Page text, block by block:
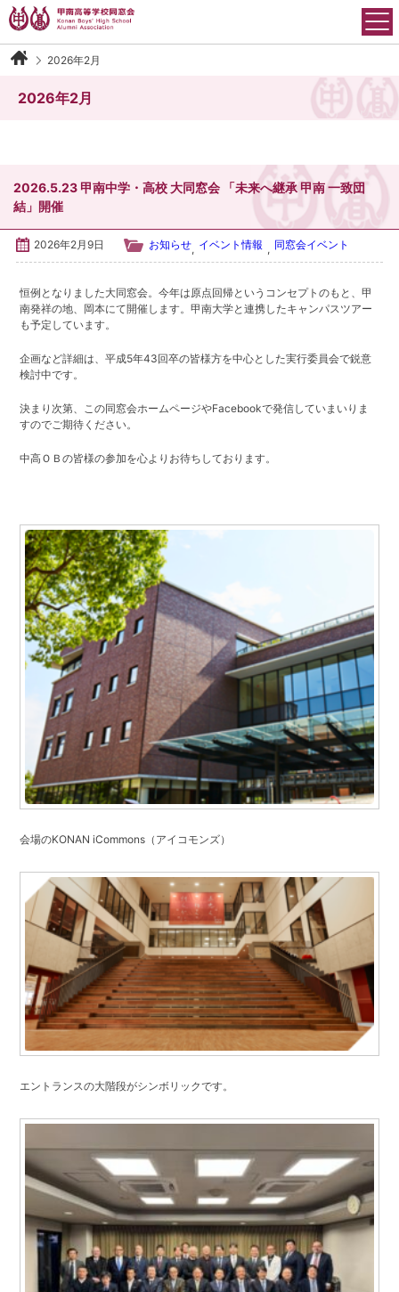
Skip
to
content
会則
アクセス
阪口 正二郎 氏・根津 茂 氏
育友会について
関連リンク
サイトマップ
お問い合わせ
甲南高等学校・中学校
学校法人甲南学園
甲南小学校・甲南幼稚園
検
索:
2026年2月
2026年2月
2026.5.23 甲南中学・高校 大同窓会 「未来へ継承 甲南 一致団
結」開催
2026年2月9日 お知らせ, イベント情報 , 同窓会イベント
恒例となりました大同窓会。今年は原点回帰というコンセプトのもと、甲
南発祥の地、岡本にて開催します。甲南大学と連携したキャンパスツアー
も予定しています。
企画など詳細は、平成5年43回卒の皆様方を中心とした実行委員会で鋭意
検討中です。
決まり次第、この同窓会ホームページやFacebookで発信していまいりま
すのでご期待ください。
中高ＯＢの皆様の参加を心よりお待ちしております。
会場のKONAN iCommons（アイコモンズ）
エントランスの大階段がシンボリックです。